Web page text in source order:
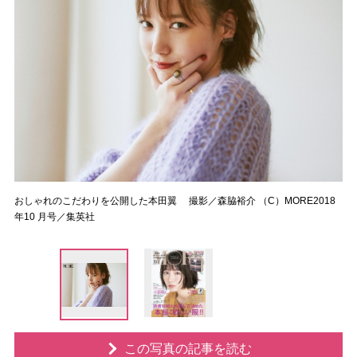
おしゃれのこだわりを公開した本田翼 撮影／森脇裕介 （C）MORE2018
年10 月号／集英社
この写真の記事を読む